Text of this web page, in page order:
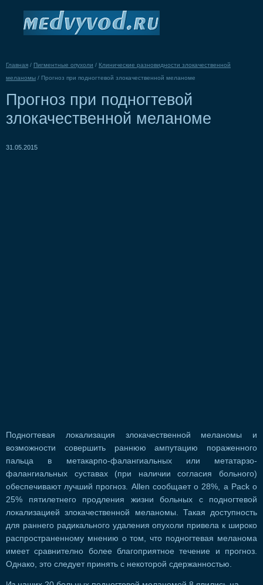
Главная / Пигментные опухоли / Клинические разновидности злокачественной
меланомы / Прогноз при подногтевой злокачественной меланоме
Прогноз при подногтевой
злокачественной меланоме
31.05.2015
Подногтевая локализация злокачественной меланомы и
возможности совершить раннюю ампутацию пораженного
пальца в метакарпо-фалангиальных или метатарзо-
фалангиальных суставах (при наличии согласия больного)
обеспечивают лучший прогноз. Allen сообщает о 28%, a Pack о
25% пятилетнего продления жизни больных с подногтевой
локализацией злокачественной меланомы. Такая доступность
для раннего радикального удаления опухоли привела к широко
распространенному мнению о том, что подногтевая меланома
имеет сравнително более благоприятное течение и прогноз.
Однако, это следует принять с некоторой сдержанностью.